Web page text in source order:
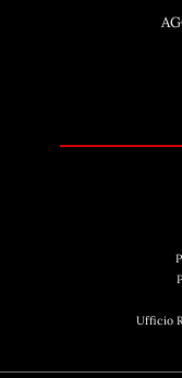
Ufficio